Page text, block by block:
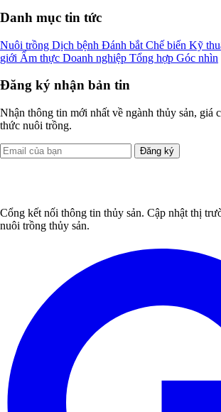
Danh mục tin tức
Nuôi trồng Dịch bệnh Đánh bắt Chế biến Kỹ
giới Ẩm thực Doanh nghiệp Tổng hợp Góc nhìn
Đăng ký nhận bản tin
Nhận thông tin mới nhất về ngành thủy sản, giá
thức nuôi trồng.
Đăng ký
Cổng kết nối thông tin thủy sản. Cập nhật thị
nuôi trồng thủy sản.